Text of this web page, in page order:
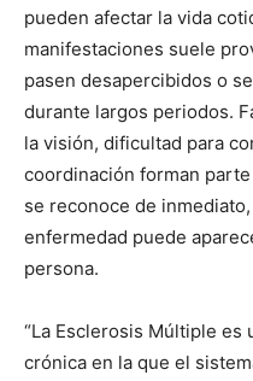
pueden afectar la vida
manifestaciones suele
pasen desapercibidos o
durante largos periodos.
la visión, dificultad para
coordinación forman
se reconoce de
enfermedad puede
persona.
“La Esclerosis Múltiple
crónica en la que el